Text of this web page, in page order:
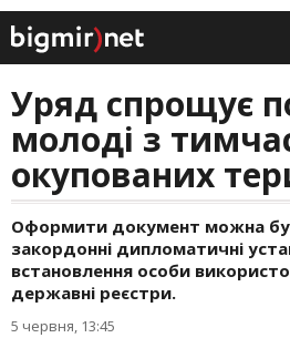
Уряд спрощує
молоді з
окупованих
Оформити документ можна
закордонні дипломатичні
встановлення особи
державні реєстри.
5 червня, 13:45